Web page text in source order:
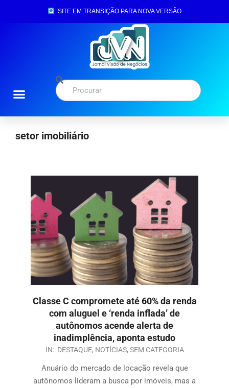
SITE EM TRANSIÇÃO PARA NOVA VERSÃO
setor imobiliário
Classe C compromete até 60% da renda
com aluguel e ‘renda inflada’ de
autônomos acende alerta de
inadimplência, aponta estudo
IN: DESTAQUE, NOTÍCIAS, SEM CATEGORIA
Anuário do mercado de locação revela que
autônomos lideram a busca por imóveis, mas a